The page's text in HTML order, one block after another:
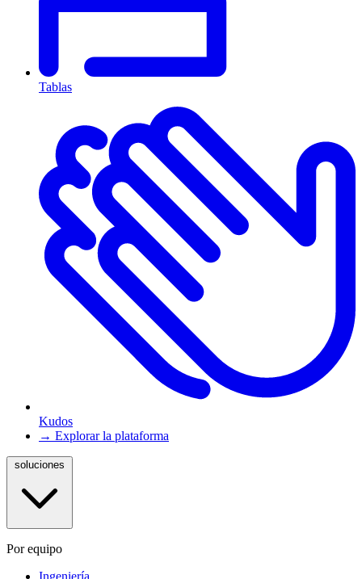
Tablas
Kudos
→ Explorar la plataforma
Por equipo
Ingeniería